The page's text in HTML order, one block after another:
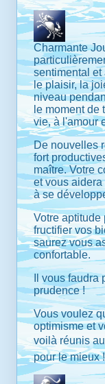
Charmante
sentimental et
le plaisir, la
niveau
le moment de
vie, à l'amour
De nouvelles
fort
maître. Votre
et vous
à se
Votre aptitude
fructifier vos
saurez vous
confortable.
Il vous faudra
prudence !
Vous voulez
optimisme et
voilà réunis
pour le mieux !